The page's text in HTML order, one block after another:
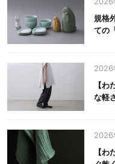
規格
ての
2026
【
な軽
2026
【